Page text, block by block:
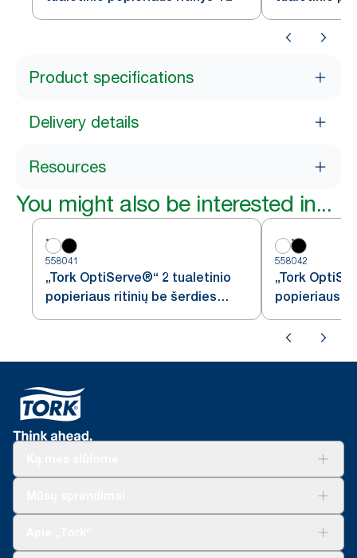
Product specifications
Delivery details
Resources
You might also be interested in...
558041
„Tork OptiServe®“ 2 tualetinio
popieriaus ritinių be šerdies
558042
„Tork
popieriaus